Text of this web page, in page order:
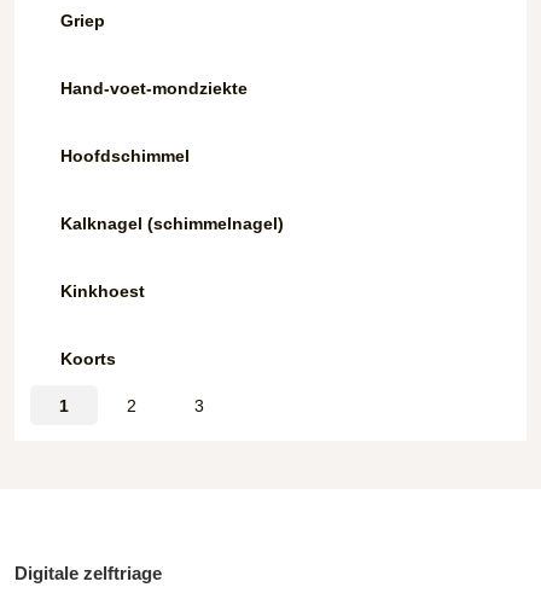
Griep
Hand-voet-mondziekte
Hoofdschimmel
Kalknagel (schimmelnagel)
Kinkhoest
Koorts
1 2 3
Digitale zelftriage